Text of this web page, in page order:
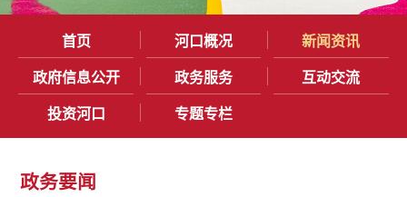
首页 河口概况 新闻资讯
政府信息公开 政务服务 互动交流
投资河口 专题专栏
政务要闻